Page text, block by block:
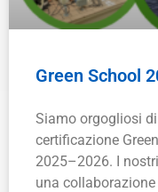
Green School
Siamo orgogliosi
certificazione
2025–2026. I
una